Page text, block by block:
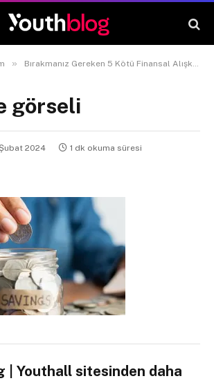
» Bırakmanız Gereken 5 Kötü Finansal Alışkanlık
görseli
2024 1 dk okuma süresi
| Youthall sitesinden daha